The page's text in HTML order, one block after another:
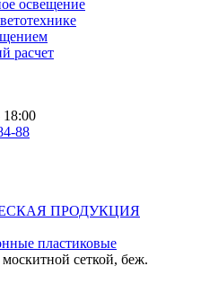
освещение
расчет
18:00
88
ПРОДУКЦИЯ
пластиковые
сеткой, беж.